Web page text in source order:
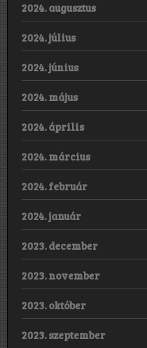
2024. augusztus
2024. július
2024. június
2024. május
2024. április
2024. március
2024. február
2024. január
2023. december
2023. november
2023. október
2023. szeptember